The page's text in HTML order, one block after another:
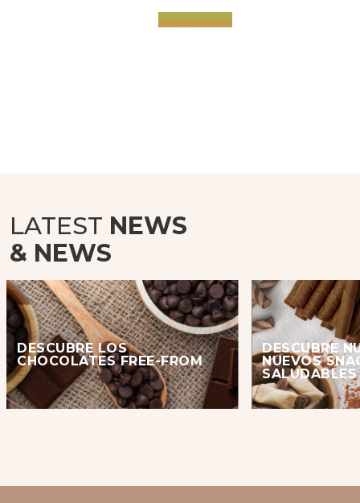
Crea tu línea Gluten Free hoy
LATEST NEWS
& NEWS
DESCUBRE LOS
CHOCOLATES FREE-FROM
DESCUBRE
NUEVOS
SALUDABLES